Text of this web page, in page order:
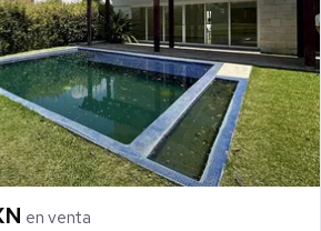
en venta